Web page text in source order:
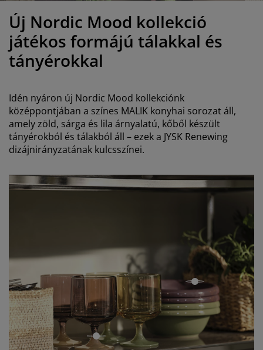
bútorok
és kiegészítők
világítás
Új Nordic Mood kollekció
játékos formájú tálakkal és
tányérokkal
Idén nyáron új Nordic Mood kollekciónk
középpontjában a színes MALIK konyhai sorozat áll,
amely zöld, sárga és lila árnyalatú, kőből készült
tányérokból és tálakból áll – ezek a JYSK Renewing
dizájnirányzatának kulcsszínei.
open
open